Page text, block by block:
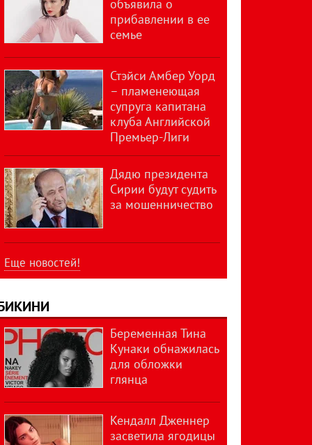
объявила о
прибавлении в ее
семье
Стэйси Амбер Уорд
– пламенеющая
супруга капитана
клуба Английской
Премьер-Лиги
Дядю президента
Сирии будут судить
за мошенничество
Еще новостей!
Беременная Тина
Кунаки обнажилась
для обложки
глянца
Кендалл Дженнер
засветила ягодицы